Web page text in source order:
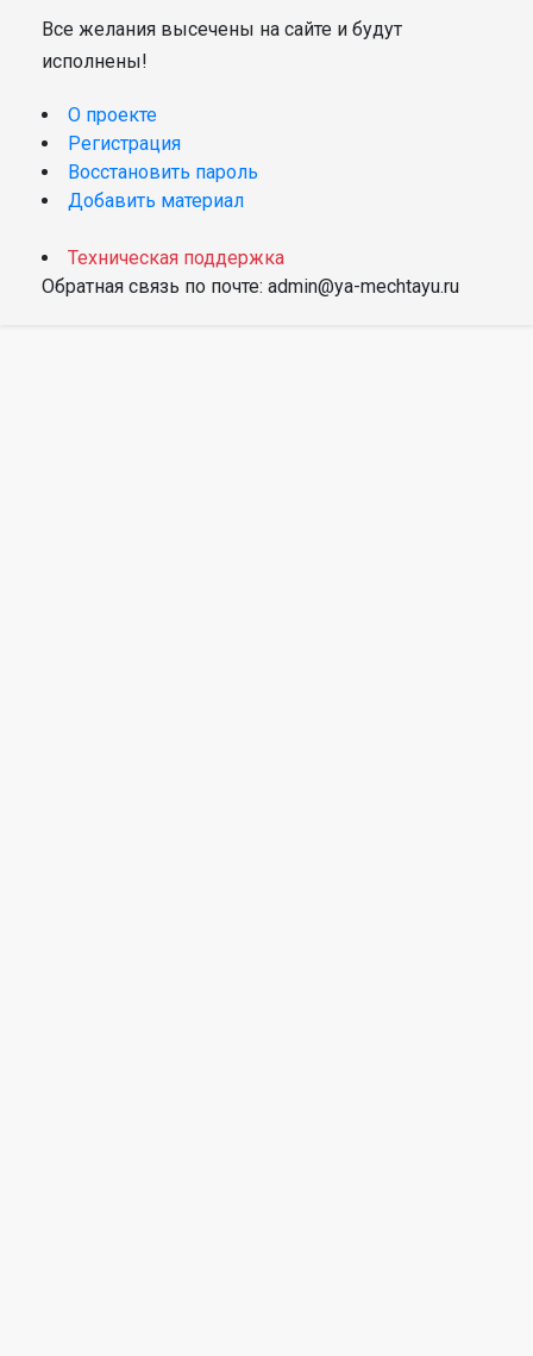
Все желания высечены на сайте и будут
исполнены!
О проекте
Регистрация
Восстановить пароль
Добавить материал
Техническая поддержка
Обратная связь по почте: admin@ya-mechtayu.ru